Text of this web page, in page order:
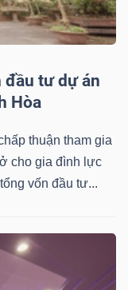
đầu tư dự án
Hòa
thuận tham gia
cho gia đình lực
vốn đầu tư...